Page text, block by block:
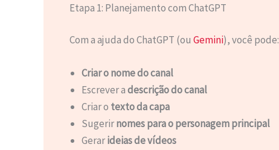
Etapa 1: Planejamento com ChatGPT
Com a ajuda do ChatGPT (ou Gemini), você pode:
Criar o nome do canal
Escrever adescrição do canal
Criar o texto da capa
Sugerirnomes para o personagem principal
Gerarideias de vídeos